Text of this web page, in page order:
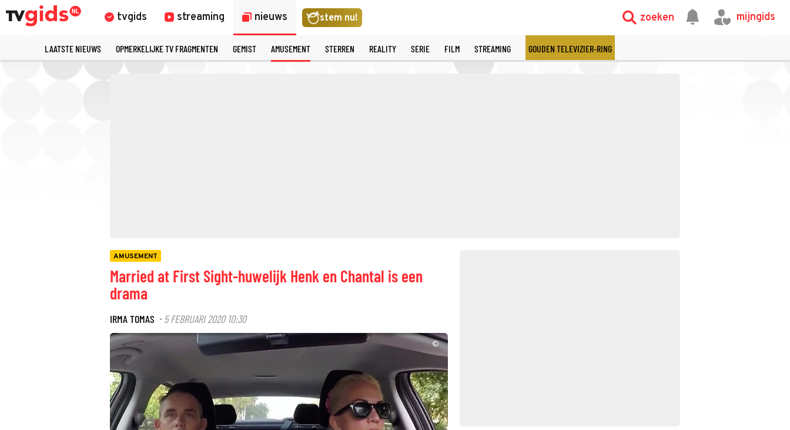
tvgids streaming nieuws stem nu! zoeken mijngids
LAATSTE NIEUWS OPMERKELIJKE TV FRAGMENTEN GEMIST AMUSEMENT STERREN REALITY SERIE FILM STREAMING GOUDEN TELEVIZIER-RING
AMUSEMENT
Married at First Sight-huwelijk Henk en Chantal is een
drama
IRMA TOMAS · 5 FEBRUARI 2020 10:30
©